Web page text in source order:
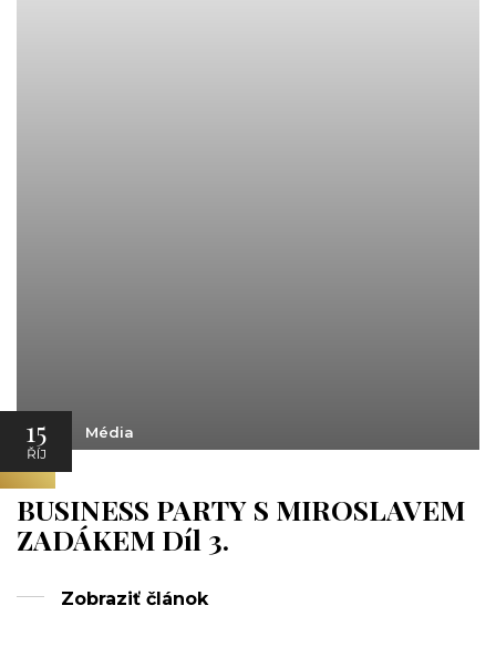
15
ŘÍJ
Média
BUSINESS PARTY S MIROSLAVEM
ZADÁKEM Díl 3.
Zobraziť článok